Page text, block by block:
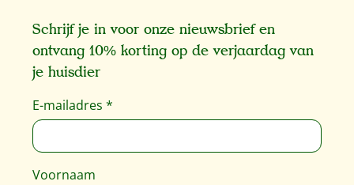
Schrijf je in voor onze nieuwsbrief en
ontvang 10% korting op de verjaardag van
je huisdier
E-mailadres *
Voornaam